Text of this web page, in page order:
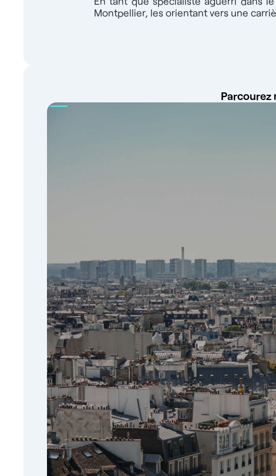
Montpellier, les orientant vers une